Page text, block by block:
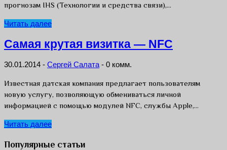
прогнозам IHS (Технологии и средства связи),…
Читать далее
Самая крутая визитка — NFC
30.01.2014 - Сергей Салата - 0 комм.
Известная датская компания предлагает пользователям
новую услугу, позволяющую обмениваться личной
информацией с помощью модулей NFC, службы Apple,…
Читать далее
Популярные статьи